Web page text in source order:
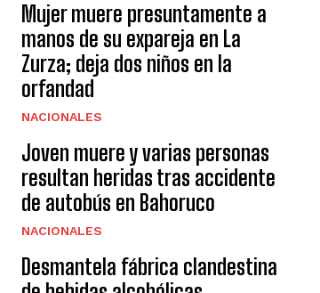
Mujer muere presuntamente a
manos de su expareja en La
Zurza; deja dos niños en la
orfandad
NACIONALES
Joven muere y varias personas
resultan heridas tras accidente
de autobús en Bahoruco
NACIONALES
Desmantela fábrica clandestina